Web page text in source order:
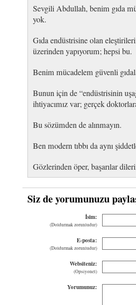
Sevgili Abdullah, benim gıda
yok.
Gıda endüstrisine olan
üzerinden yapıyorum; hepsi bu.
Benim mücadelem güvenli
Bunun için de “endüstrisinin
ihtiyacımız var; gerçek
Bu sözümden de alınmayın.
Ben modern tıbbı da aynı
Gözlerinden öper, başarılar
Siz de yorumunuzu
İsim:
(Doldurmak zorunludur)
E-posta:
(Doldurmak zorunludur)
Websiteniz:
(Opsiyonel)
Yorumunuz: